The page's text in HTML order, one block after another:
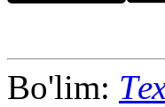
Bo'lim: